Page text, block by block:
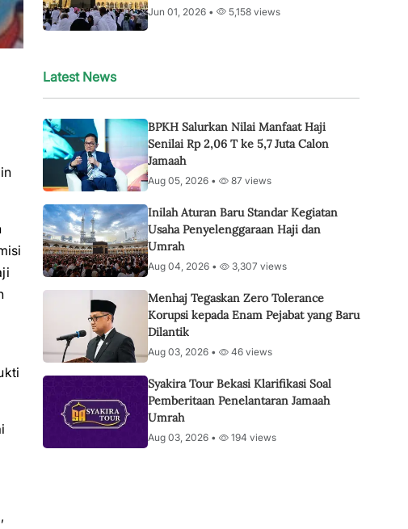
Jun 01, 2026 • 5,158 views
Latest News
BPKH Salurkan Nilai Manfaat Haji
Senilai Rp 2,06 T ke 5,7 Juta Calon
Jamaah
Aug 05, 2026 • 87 views
Inilah Aturan Baru Standar Kegiatan
Usaha Penyelenggaraan Haji dan
Umrah
Aug 04, 2026 • 3,307 views
Menhaj Tegaskan Zero Tolerance
Korupsi kepada Enam Pejabat yang Baru
Dilantik
Aug 03, 2026 • 46 views
Syakira Tour Bekasi Klarifikasi Soal
Pemberitaan Penelantaran Jamaah
Umrah
Aug 03, 2026 • 194 views